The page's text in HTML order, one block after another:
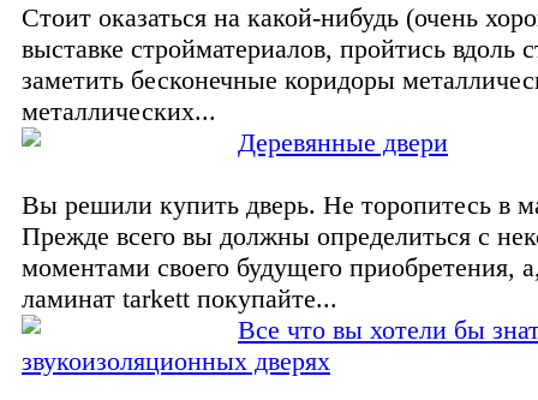
Стоит оказаться на какой-нибудь (очень
выставке стройматериалов, пройтись вдоль
заметить бесконечные коридоры
металлических...
Деревянные двери
Вы решили купить дверь. Не торопитесь в
Прежде всего вы должны определиться с
моментами своего будущего приобретения,
ламинат tarkett покупайте...
Все что вы хотели бы
звукоизоляционных дверях